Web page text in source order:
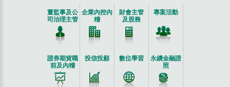
董監事及公
司治理主管
企業內控內
稽
財會主管
及股務
專案活動
證券期貨職
前及內稽
投信投顧 數位學習
永續金融證
照